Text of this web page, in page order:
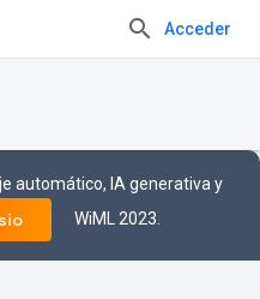
Acceder
automático, IA generativa y
WiML 2023.